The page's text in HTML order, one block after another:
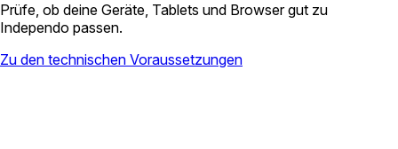
Prüfe, ob deine Geräte, Tablets und Browser gut zu
Independo passen.
Zu den technischen Voraussetzungen